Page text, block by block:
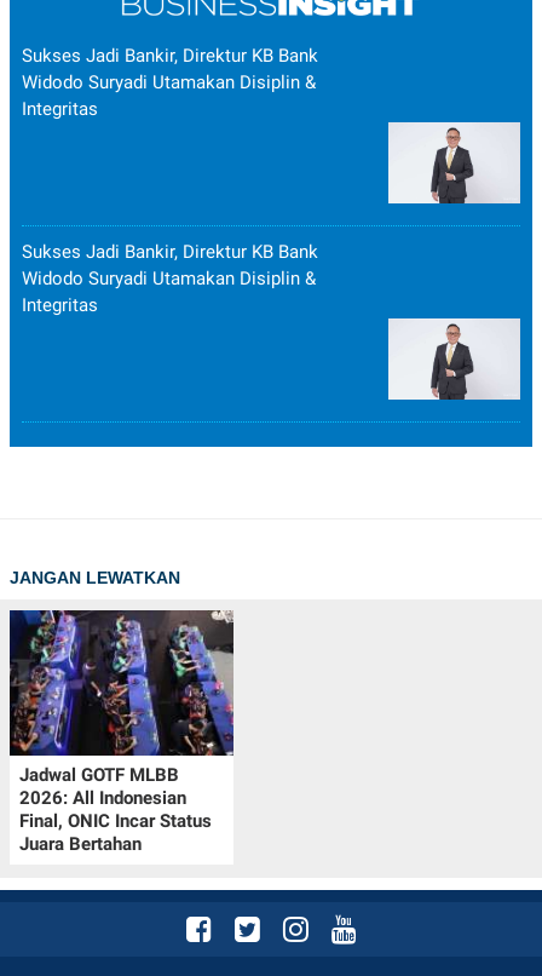
Sukses Jadi Bankir, Direktur KB Bank
Widodo Suryadi Utamakan Disiplin &
Integritas
Sukses Jadi Bankir, Direktur KB Bank
Widodo Suryadi Utamakan Disiplin &
Integritas
JANGAN LEWATKAN
Jadwal GOTF MLBB
2026: All Indonesian
Final, ONIC Incar Status
Juara Bertahan